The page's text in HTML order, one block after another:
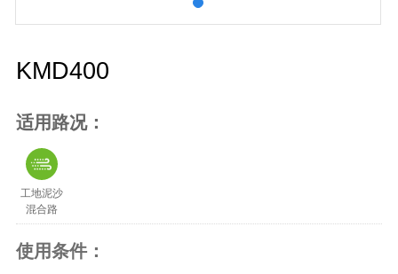
KMD400
适用路况：
工地泥沙
混合路
使用条件：